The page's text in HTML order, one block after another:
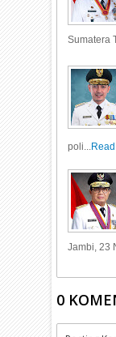
Sumatera
poli...
Jambi, 23
0